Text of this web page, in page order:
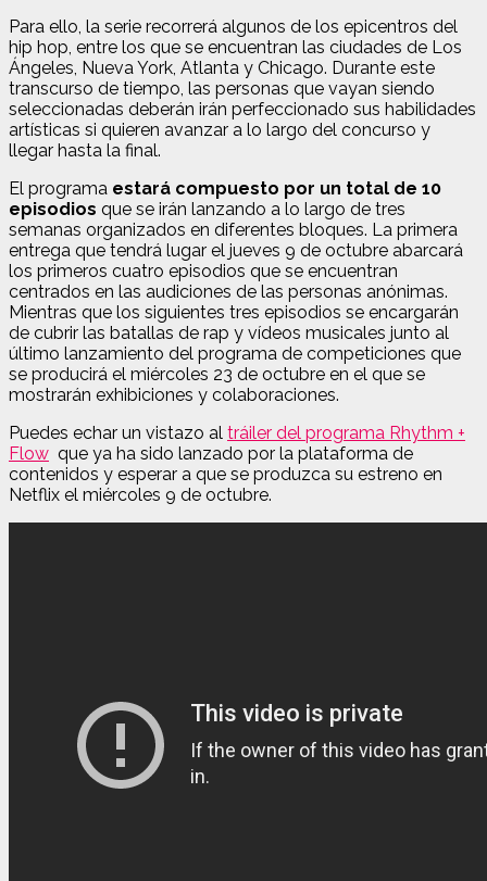
Para ello, la serie recorrerá algunos de los epicentros del
hip hop, entre los que se encuentran las ciudades de Los
Ángeles, Nueva York, Atlanta y Chicago. Durante este
transcurso de tiempo, las personas que vayan siendo
seleccionadas deberán irán perfeccionado sus habilidades
artísticas si quieren avanzar a lo largo del concurso y
llegar hasta la final.
El programa estará compuesto por un total de 10
episodios que se irán lanzando a lo largo de tres
semanas organizados en diferentes bloques. La primera
entrega que tendrá lugar el jueves 9 de octubre abarcará
los primeros cuatro episodios que se encuentran
centrados en las audiciones de las personas anónimas.
Mientras que los siguientes tres episodios se encargarán
de cubrir las batallas de rap y vídeos musicales junto al
último lanzamiento del programa de competiciones que
se producirá el miércoles 23 de octubre en el que se
mostrarán exhibiciones y colaboraciones.
Puedes echar un vistazo al tráiler del programa Rhythm +
Flow que ya ha sido lanzado por la plataforma de
contenidos y esperar a que se produzca su estreno en
Netflix el miércoles 9 de octubre.